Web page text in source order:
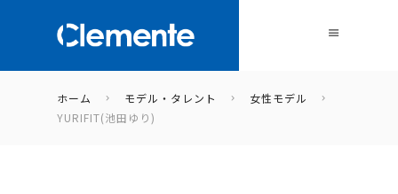
ホーム モデル・タレント
女性モデル
YURIFIT(池田ゆり)